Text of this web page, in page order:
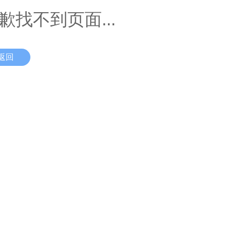
找不到页面...
回